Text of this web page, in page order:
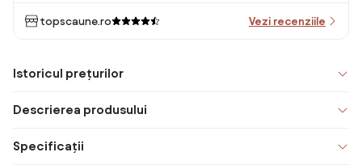
topscaune.ro Vezi recenziile
Istoricul prețurilor
Descrierea produsului
Specificații